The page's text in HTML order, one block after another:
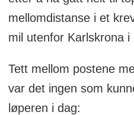
mellomdistanse i et
mil utenfor Karlskrona i
Tett mellom postene
var det ingen som
løperen i dag: